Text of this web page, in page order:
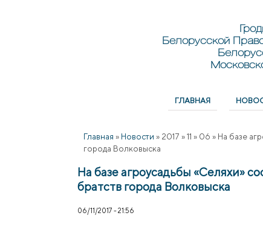
Белорусской
ГЛАВНАЯ
Главная » Новости » 2017 » 11 » 06 » На базе
города Волковыска
На базе агроусадьбы «Селяхи»
братств города Волковыска
06/11/2017 - 21:56